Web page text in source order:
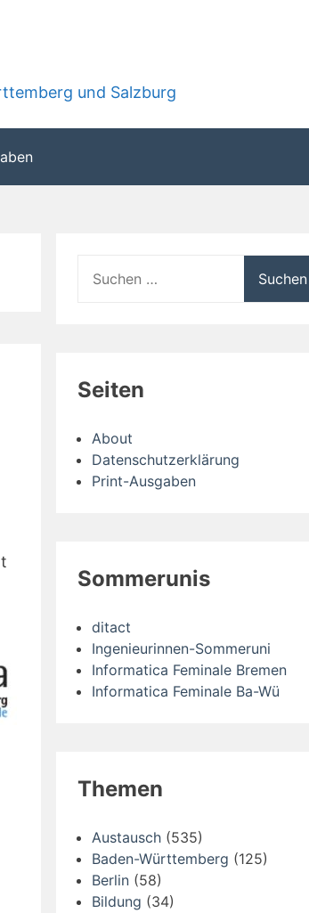
und Salzburg
nach:
Seiten
About
Datenschutzerklärung
Print-Ausgaben
Sommerunis
ditact
Ingenieurinnen-Sommeruni
Informatica Feminale Bremen
Informatica Feminale Ba-Wü
Themen
Austausch (535)
Baden-Württemberg (125)
Berlin (58)
Bildung (34)